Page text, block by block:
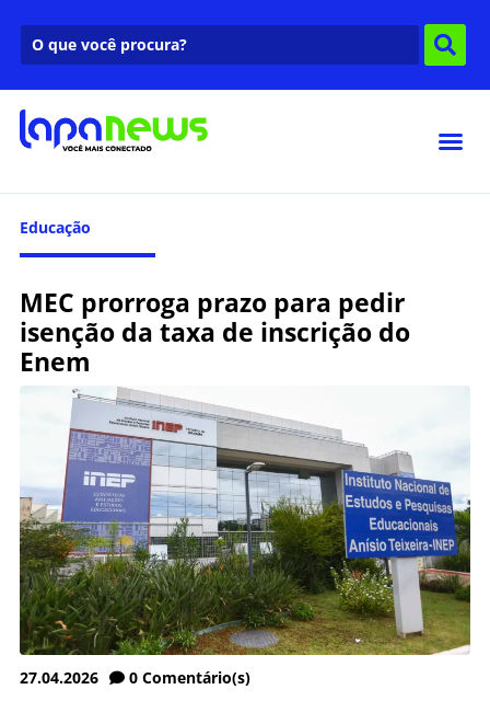
Educação
MEC prorroga prazo para pedir
isenção da taxa de inscrição do
Enem
27.04.2026 0 Comentário(s)